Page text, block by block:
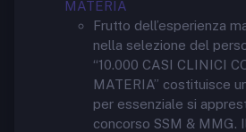
MATERIA
Frutto dell’esperienza
nella selezione del
“10.000 CASI CLINICI
MATERIA” costituisce
per essenziale si
concorso SSM & MMG.